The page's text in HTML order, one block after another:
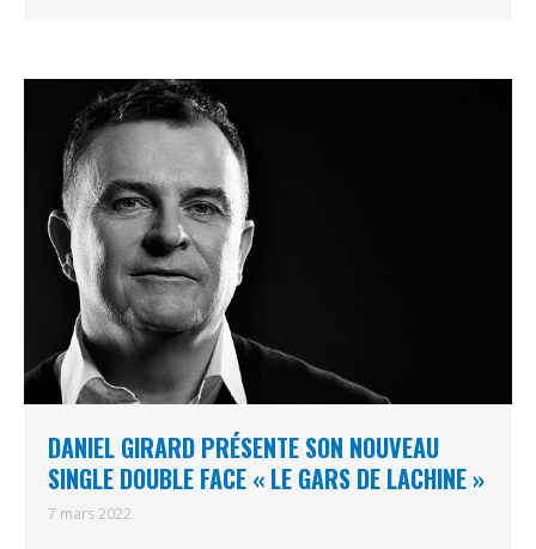
DANIEL GIRARD PRÉSENTE SON NOUVEAU
SINGLE DOUBLE FACE « LE GARS DE LACHINE »
7 mars 2022